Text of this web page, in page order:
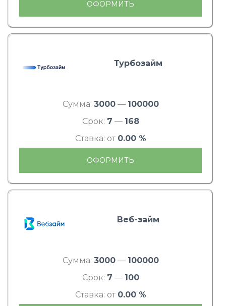
ОФОРМИТЬ
Турбозайм
Сумма: 3000— 100000
Срок: 7 — 168
Ставка: от 0.00 %
ОФОРМИТЬ
Веб-займ
Сумма: 3000— 100000
Срок: 7 — 100
Ставка: от 0.00 %